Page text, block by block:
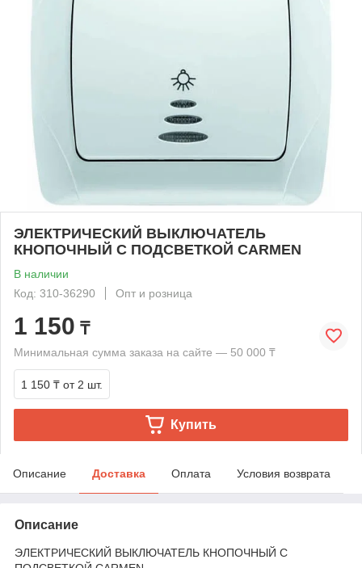
ЭЛЕКТРИЧЕСКИЙ ВЫКЛЮЧАТЕЛЬ
КНОПОЧНЫЙ С ПОДСВЕТКОЙ CARMEN
В наличии
Код: 310-36290
Опт и розница
1 150 ₸
Минимальная сумма заказа на сайте — 50 000 ₸
1 150 ₸ от 2 шт.
Купить
Описание Доставка Оплата Условия возврата
Описание
ЭЛЕКТРИЧЕСКИЙ ВЫКЛЮЧАТЕЛЬ КНОПОЧНЫЙ С